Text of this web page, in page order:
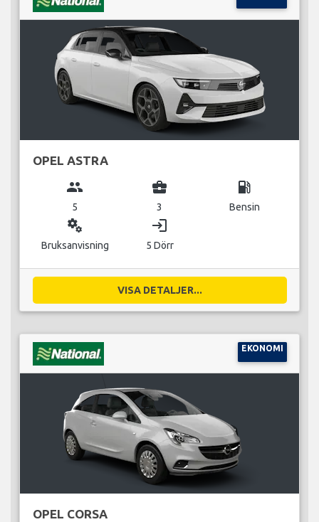
OPEL ASTRA
group
5
business_center
3
local_gas_station
Bensin
miscellaneous_services
Bruksanvisning
login
5 Dörr
VISA DETALJER...
EKONOMI
OPEL CORSA